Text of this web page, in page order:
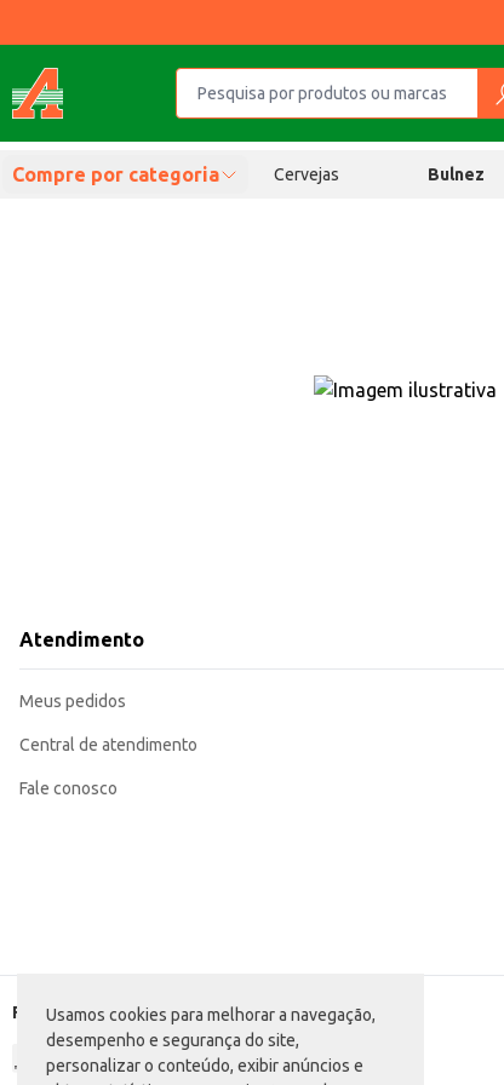
Usamos cookies para melhorar a navegação,
desempenho e segurança do site,
personalizar o conteúdo, exibir anúncios e
Compre por categoria Cervejas Bulnez
Atendimento
Meus pedidos
Central de atendimento
Fale conosco
Formas de pagamento